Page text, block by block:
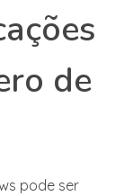
de
pode ser